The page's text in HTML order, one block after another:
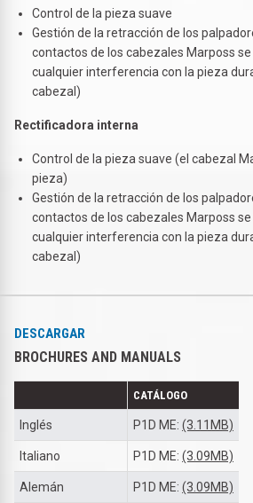
Control de la pieza suave
Gestión de la retracción de los
contactos de los cabezales Marposs
cualquier interferencia con la pieza
cabezal)
Rectificadora interna
Control de la pieza suave (el cabezal
pieza)
Gestión de la retracción de los
contactos de los cabezales Marposs
cualquier interferencia con la pieza
cabezal)
DESCARGAR
BROCHURES AND MANUALS
CATÁLOGO
Inglés P1D ME: (3.11MB)
Italiano P1D ME: (3.09MB)
Alemán P1D ME: (3.09MB)